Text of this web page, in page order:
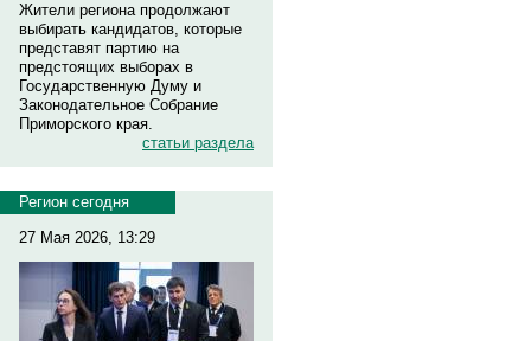
Жители региона продолжают
выбирать кандидатов, которые
представят партию на
предстоящих выборах в
Государственную Думу и
Законодательное Собрание
Приморского края.
статьи раздела
Регион сегодня
27 Мая 2026, 13:29